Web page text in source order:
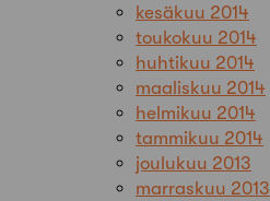
kesäkuu 2014
toukokuu 2014
huhtikuu 2014
maaliskuu 2014
helmikuu 2014
tammikuu 2014
joulukuu 2013
marraskuu 2013